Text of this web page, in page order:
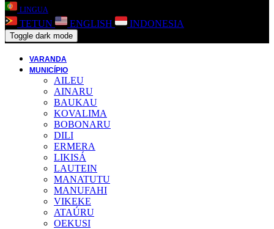
LINGUA
TETUN ENGLISH INDONESIA
Toggle dark mode
VARANDA
MUNICÍPIO
AILEU
AINARU
BAUKAU
KOVALIMA
BOBONARU
DILI
ERMERA
LIKISÁ
LAUTEIN
MANATUTU
MANUFAHI
VIKEKE
ATAÚRU
OEKUSI